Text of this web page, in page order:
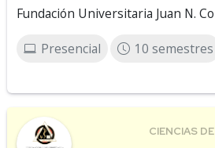
Fundación Universitaria Juan N.
Presencial 10 semestres